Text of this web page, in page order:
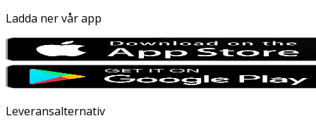
Ladda ner vår app
Leveransalternativ